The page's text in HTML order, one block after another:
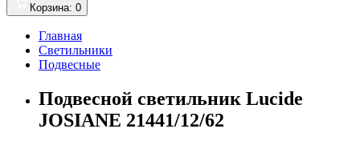
Корзина: 0
Главная
Светильники
Подвесные
Подвесной светильник Lucide
JOSIANE 21441/12/62